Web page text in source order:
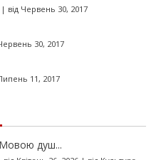
від Червень 30, 2017
30, 2017
11, 2017
душ...